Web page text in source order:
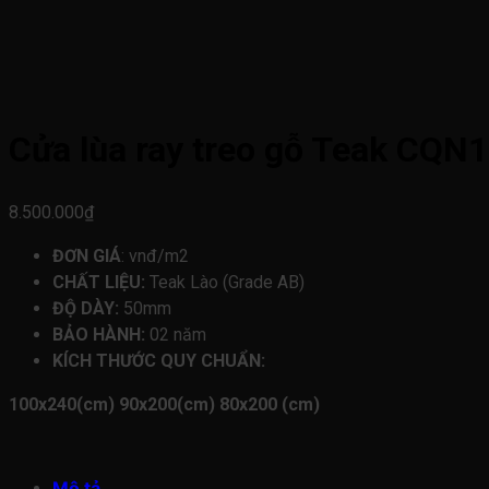
8.500.000₫
ĐƠN GIÁ: vnđ/m2
CHẤT LIỆU: Teak Lào (Grade AB)
ĐỘ DÀY: 50mm
BẢO HÀNH: 02 năm
KÍCH THƯỚC QUY CHUẨN:
100x240(cm) 90x200(cm) 80x200 (cm)